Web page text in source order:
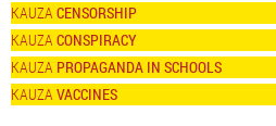
CENSORSHIP
CONSPIRACY
PROPAGANDA IN SCHOOLS
VACCINES